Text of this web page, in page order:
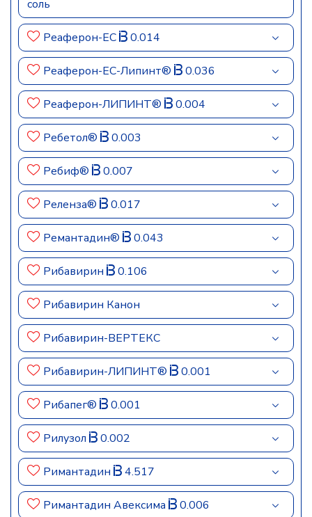
соль
Реаферон-ЕС 0.014
Реаферон-ЕС-Липинт® 0.036
Реаферон-ЛИПИНТ® 0.004
Ребетол® 0.003
Ребиф® 0.007
Реленза® 0.017
Ремантадин® 0.043
Рибавирин 0.106
Рибавирин Канон
Рибавирин-ВЕРТЕКС
Рибавирин-ЛИПИНТ® 0.001
Рибапег® 0.001
Рилузол 0.002
Римантадин 4.517
Римантадин Авексима 0.006